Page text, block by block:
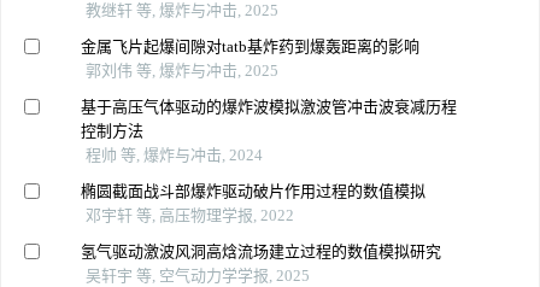
教继轩 等, 爆炸与冲击, 2025
金属飞片起爆间隙对tatb基炸药到爆轰距离的影响
郭刘伟 等, 爆炸与冲击, 2025
基于高压气体驱动的爆炸波模拟激波管冲击波衰减历程
控制方法
程帅 等, 爆炸与冲击, 2024
椭圆截面战斗部爆炸驱动破片作用过程的数值模拟
邓宇轩 等, 高压物理学报, 2022
氢气驱动激波风洞高焓流场建立过程的数值模拟研究
吴轩宇 等, 空气动力学学报, 2025